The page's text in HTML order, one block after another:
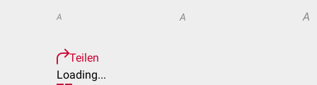
A A A
Teilen
Loading...